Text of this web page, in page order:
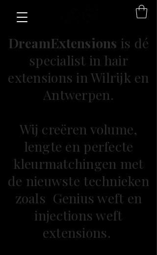
DreamExtensions is dé
specialist in hair
extensions in Wilrijk en
Antwerpen.
Wij creëren volume,
lengte en perfecte
kleurmatchingen met
de nieuwste technieken
zoals Genius weft en
injections weft
extensions.